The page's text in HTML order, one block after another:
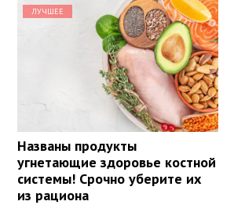
ЛУЧШЕЕ
Названы продукты
угнетающие здоровье костной
системы! Срочно уберите их
из рациона